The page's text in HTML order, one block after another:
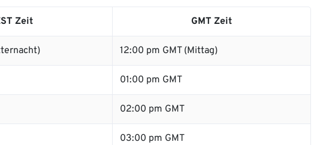
Zeit GMT Zeit
12:00 pm GMT (Mittag)
01:00 pm GMT
02:00 pm GMT
03:00 pm GMT